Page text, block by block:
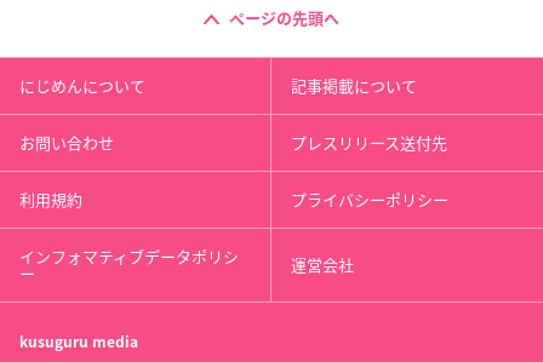
ページの先頭へ
にじめんについて 記事掲載について
お問い合わせ プレスリリース送付先
利用規約 プライバシーポリシー
インフォマティブデータポリシ
ー 運営会社
kusuguru media